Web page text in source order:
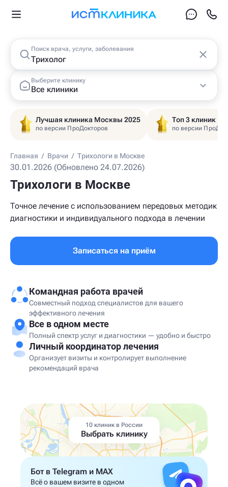
Поиск врача, услуги, заболевания
Выберите клинику
Все клиники
Лучшая клиника Москвы 2025
по версии ПроДокторов
Топ 3 клиник
по версии
Главная / Врачи / Трихологи в Москве
30.01.2026 (Обновлено 24.07.2026)
Трихологи в Москве
Точное лечение с использованием передовых методик
диагностики и индивидуального подхода в лечении
Записаться на приём
Командная работа врачей
Совместный подход специалистов для вашего
эффективного лечения
Все в одном месте
Полный спектр услуг и диагностики — удобно и быстро
Личный координатор лечения
Организует визиты и контролирует выполнение
рекомендаций врача
10 клиник в России
Выбрать клинику
Бот в Telegram и MAX
Всё о вашем визите в одном